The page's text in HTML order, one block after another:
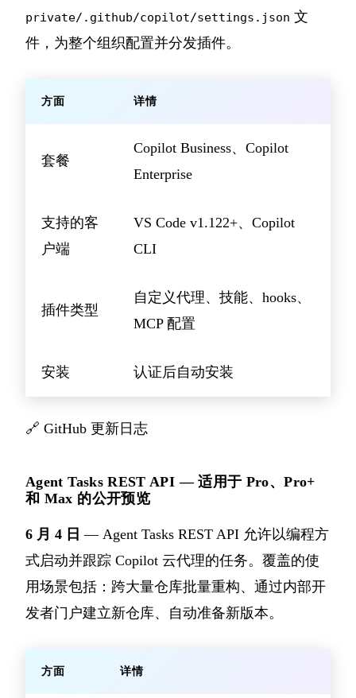
private/.github/copilot/settings.json 文
件，为整个组织配置并分发插件。
方面 详情
套餐
Copilot Business、Copilot
Enterprise
支持的客
户端
VS Code v1.122+、Copilot
CLI
插件类型
自定义代理、技能、hooks、
MCP 配置
安装 认证后自动安装
🔗 GitHub 更新日志
Agent Tasks REST API — 适用于 Pro、Pro+
和 Max 的公开预览
6 月 4 日 — Agent Tasks REST API 允许以编程方
式启动并跟踪 Copilot 云代理的任务。覆盖的使
用场景包括：跨大量仓库批量重构、通过内部开
发者门户建立新仓库、自动准备新版本。
方面 详情